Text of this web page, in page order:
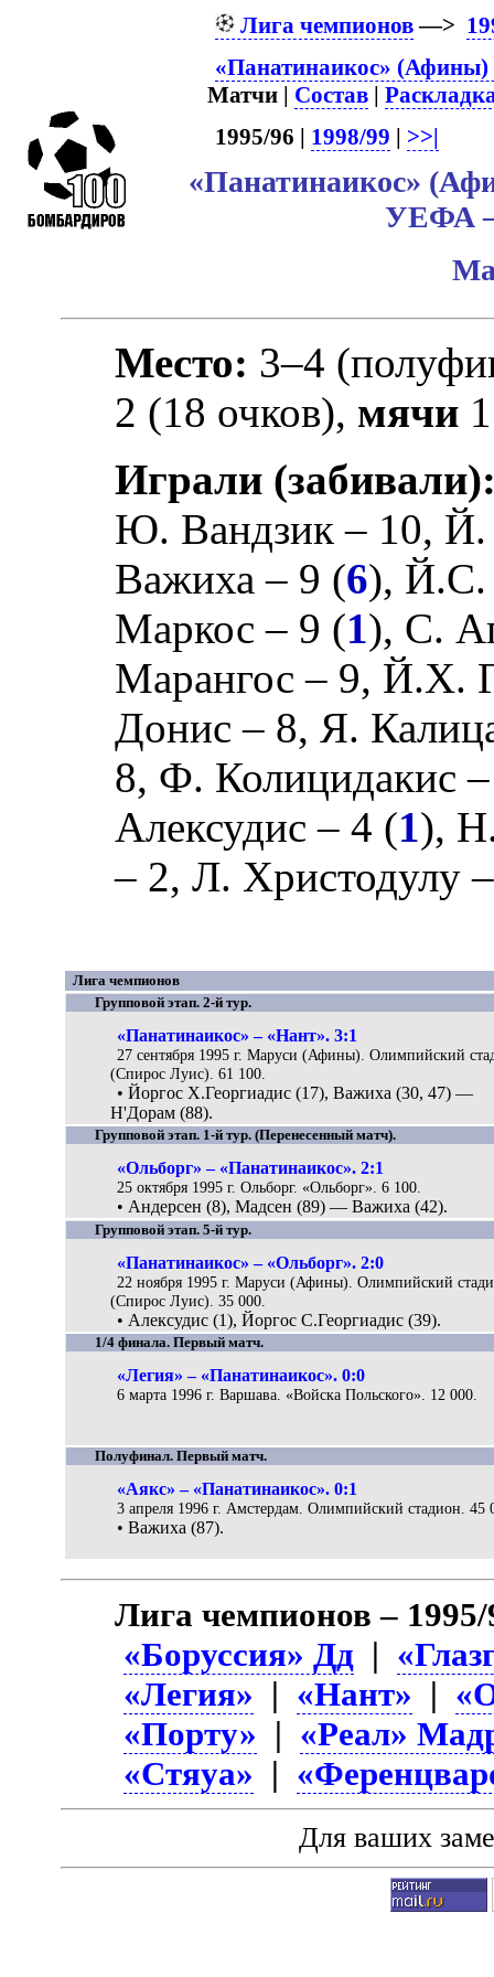
Лига чемпионов—>
«Панатинаикос» (Афины)
Матчи | Состав |
1995/96 | 1998/99 | >>|
«Панатинаикос»
УЕФА –
Место: 3–4
2 (18 очков), мячи
Играли
Ю. Вандзик – 10, Й.
Важиха – 9 (6), Й.С.
Маркос – 9 (1), С.
Марангос – 9, Й.Х.
Донис – 8, Я.
8, Ф. Колицидакис
Алексудис – 4 (1),
– 2,Л. Христодулу
Лига чемпионов
Групповой этап. 2-й тур.
«Панатинаикос» – «Нант». 3:1
27 сентября 1995 г. Маруси (Афины). Олимпийский
(Спирос Луис). 61 100.
• Йоргос Х.Георгиадис (17), Важиха (30, 47) —
Н'Дорам (88).
Групповой этап. 1-й тур. (Перенесенный матч).
«Ольборг» – «Панатинаикос». 2:1
25 октября 1995 г. Ольборг. «Ольборг». 6 100.
• Андерсен (8), Мадсен (89) — Важиха (42).
Групповой этап. 5-й тур.
«Панатинаикос» – «Ольборг». 2:0
22 ноября 1995 г. Маруси (Афины). Олимпийский
(Спирос Луис). 35 000.
• Алексудис (1), Йоргос С.Георгиадис (39).
1/4 финала. Первый матч.
«Легия» – «Панатинаикос». 0:0
6 марта 1996 г. Варшава. «Войска Польского». 12 000.
Полуфинал. Первый матч.
«Аякс» – «Панатинаикос». 0:1
3 апреля 1996 г. Амстердам. Олимпийский стадион. 45
• Важиха (87).
Лига чемпионов –
«Боруссия» Дд |
«Легия» | «Нант» |
«Порту» | «Реал»
«Стяуа» |
Для ваших